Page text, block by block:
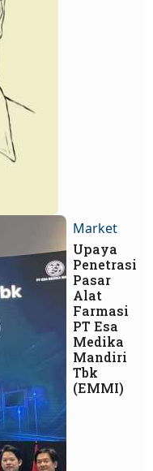
Market
Upaya
Penetrasi
Pasar
Alat
Farmasi
PT Esa
Medika
Mandiri
Tbk
(EMMI)